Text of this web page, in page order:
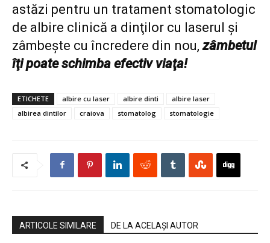
astăzi pentru un tratament stomatologic
de albire clinică a dinţilor cu laserul şi
zâmbeşte cu încredere din nou,zâmbetul
îţi poate schimba efectiv viaţa!
ETICHETE albire cu laser albire dinti
albire laser
albirea dintilor
craiova stomatolog stomatologie
ARTICOLE SIMILARE DE LA ACELAȘI AUTOR